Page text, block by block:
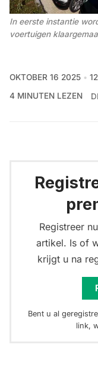
In eerste instantie
voertuigen
OKTOBER 16 2025
4 MINUTEN LEZEN
Registreer
artikel. Is of
krijgt u na
Bent u al
link,